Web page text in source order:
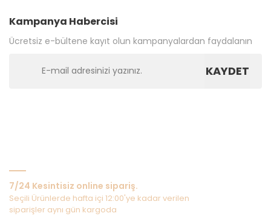
Kampanya Habercisi
Ücretsiz e-bültene kayıt olun kampanyalardan faydalanın
KAYDET
7/24 Kesintisiz online sipariş.
Seçili Ürünlerde hafta içi 12:00'ye kadar verilen
siparişler aynı gün kargoda